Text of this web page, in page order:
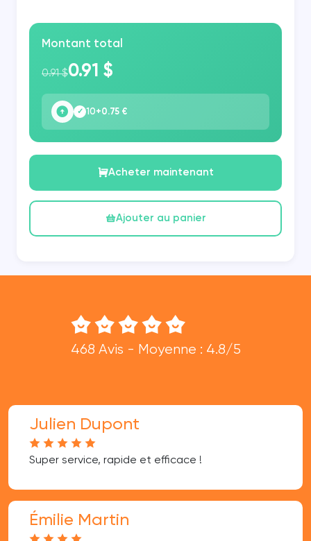
Montant total
0.91 $0.91 $
✓ 10+0.75 €
Acheter maintenant
Ajouter au panier
468 Avis - Moyenne : 4.8/5
Julien Dupont
Super service, rapide et efficace !
Émilie Martin